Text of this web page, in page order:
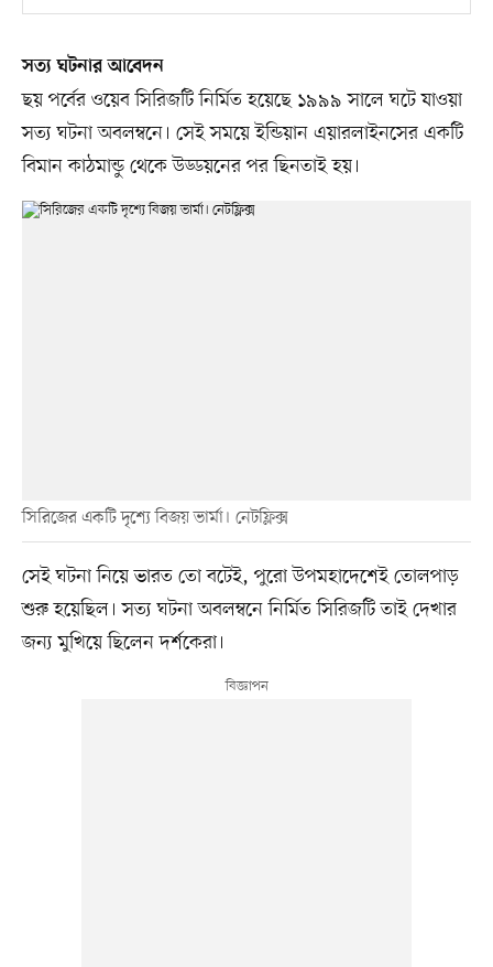
সত্য ঘটনার আবেদন
ছয় পর্বের ওয়েব সিরিজটি নির্মিত হয়েছে ১৯৯৯ সালে ঘটে যাওয়া
সত্য ঘটনা অবলম্বনে। সেই সময়ে ইন্ডিয়ান এয়ারলাইনসের একটি
বিমান কাঠমান্ডু থেকে উড্ডয়নের পর ছিনতাই হয়।
সিরিজের একটি দৃশ্যে বিজয় ভার্মা। নেটফ্লিক্স
সেই ঘটনা নিয়ে ভারত তো বটেই, পুরো উপমহাদেশেই তোলপাড়
শুরু হয়েছিল। সত্য ঘটনা অবলম্বনে নির্মিত সিরিজটি তাই দেখার
জন্য মুখিয়ে ছিলেন দর্শকেরা।